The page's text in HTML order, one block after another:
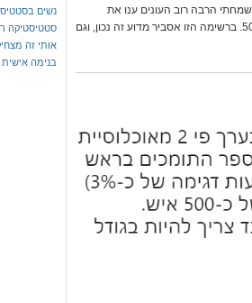
נשים
סטטיסטיקה
אותי זה
בנימה אישית
הרבה רוב העונים ענו את
התשובה הנכונה: גם בניו זילנד צריך סקר בגודל 500. ברשימה הזו אסביר מדוע זה נכון, וגם